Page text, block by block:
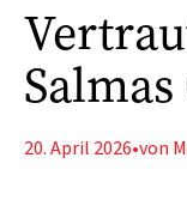
20. April 2026•von